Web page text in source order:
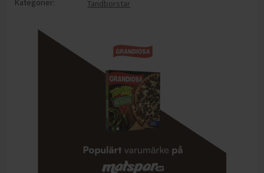
Kategorier:
Tandborstar